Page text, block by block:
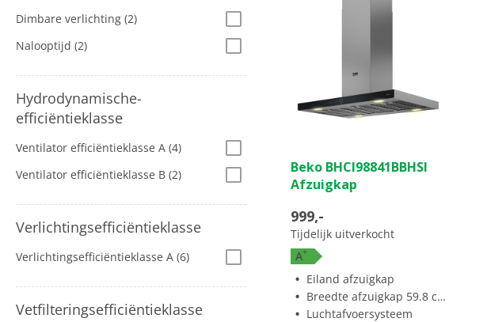
Dimbare verlichting (2)
Nalooptijd (2)
Hydrodynamische-
efficiëntieklasse
Ventilator efficiëntieklasse A (4)
Ventilator efficiëntieklasse B (2)
Verlichtingsefficiëntieklasse
Verlichtingsefficiëntieklasse A (6)
Vetfilteringsefficiëntieklasse
Beko BHCI98841BBHSI
Afzuigkap
999,-
Tijdelijk uitverkocht
A+
Eiland afzuigkap
Breedte afzuigkap 59.8 cm
Luchtafvoersysteem